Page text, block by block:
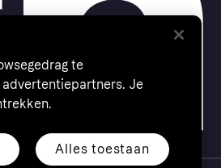
te
advertentiepartners. Je
Alles toestaan